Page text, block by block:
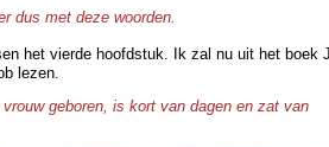
dus met deze woorden.
het vierde hoofdstuk. Ik zal nu uit het boek
lezen.
geboren, is kort van dagen en zat van